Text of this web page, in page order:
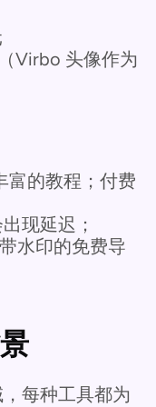
Virbo 头像作为
富的教程；付费
现延迟；
水印的免费导
每种工具都为